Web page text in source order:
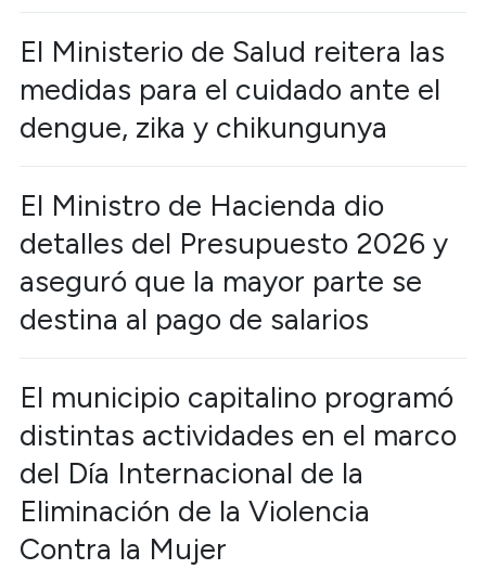
El Ministerio de Salud reitera las
medidas para el cuidado ante el
dengue, zika y chikungunya
El Ministro de Hacienda dio
detalles del Presupuesto 2026 y
aseguró que la mayor parte se
destina al pago de salarios
El municipio capitalino programó
distintas actividades en el marco
del Día Internacional de la
Eliminación de la Violencia
Contra la Mujer